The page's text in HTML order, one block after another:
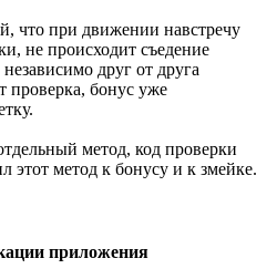
что при движении навстречу
не происходит съедение
друг от друга
проверка, бонус уже
метод, код проверки
этот метод к бонусу и к змейке.
приложения